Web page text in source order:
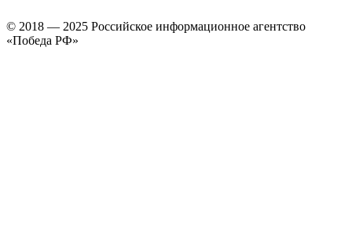
© 2018 — 2025 Российское информационное агентство
«Победа РФ»